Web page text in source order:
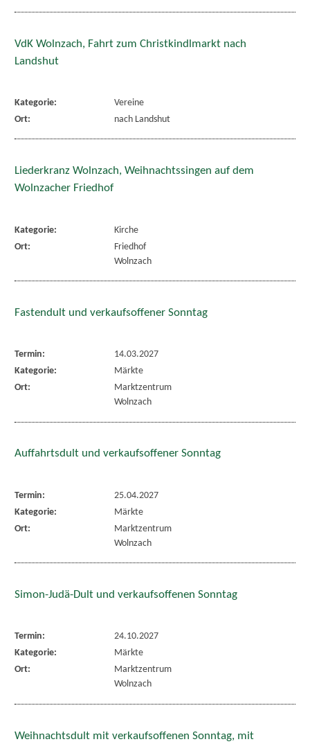
VdK Wolnzach, Fahrt zum Christkindlmarkt nach
Landshut
Kategorie:
Vereine
Ort:
nach Landshut
Liederkranz Wolnzach, Weihnachtssingen auf dem
Wolnzacher Friedhof
Kategorie:
Kirche
Ort:
Friedhof
Wolnzach
Fastendult und verkaufsoffener Sonntag
Termin:
14.03.2027
Kategorie:
Märkte
Ort:
Marktzentrum
Wolnzach
Auffahrtsdult und verkaufsoffener Sonntag
Termin:
25.04.2027
Kategorie:
Märkte
Ort:
Marktzentrum
Wolnzach
Simon-Judä-Dult und verkaufsoffenen Sonntag
Termin:
24.10.2027
Kategorie:
Märkte
Ort:
Marktzentrum
Wolnzach
Weihnachtsdult mit verkaufsoffenen Sonntag, mit